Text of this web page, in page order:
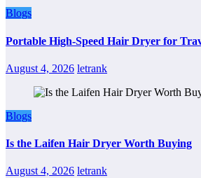
Blogs
Portable High-Speed Hair Dryer for
August 4, 2026 letrank
Blogs
Is the Laifen Hair Dryer Worth Buying
August 4, 2026 letrank